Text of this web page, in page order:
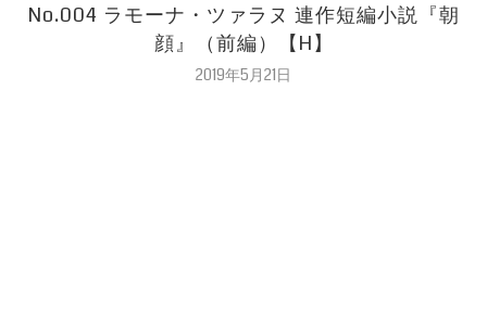
No.004 ラモーナ・ツァラヌ 連作短編小説『朝
顔』（前編）【H】
2019年5月21日